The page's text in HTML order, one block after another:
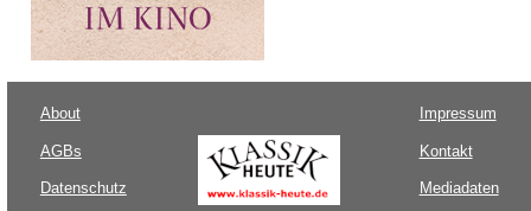
About
AGBs
Datenschutz
Impressum
Kontakt
Mediadaten